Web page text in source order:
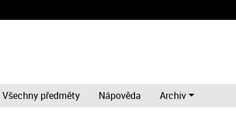
Všechny předměty Nápověda
Archiv